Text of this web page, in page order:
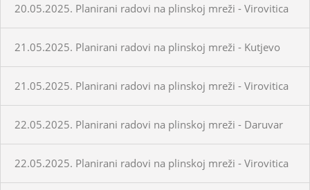
20.05.2025. Planirani radovi na plinskoj mreži - Virovitica
21.05.2025. Planirani radovi na plinskoj mreži - Kutjevo
21.05.2025. Planirani radovi na plinskoj mreži - Virovitica
22.05.2025. Planirani radovi na plinskoj mreži - Daruvar
22.05.2025. Planirani radovi na plinskoj mreži - Virovitica